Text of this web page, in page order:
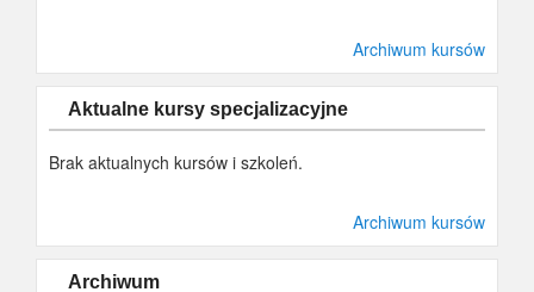
Archiwum kursów
Aktualne kursy specjalizacyjne
Brak aktualnych kursów i szkoleń.
Archiwum kursów
Archiwum